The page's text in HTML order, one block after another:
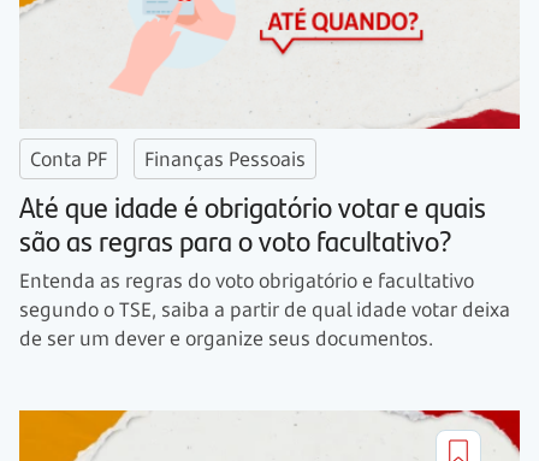
Conta PF Finanças Pessoais
Até que idade é obrigatório votar e quais
são as regras para o voto facultativo?
Entenda as regras do voto obrigatório e facultativo
segundo o TSE, saiba a partir de qual idade votar deixa
de ser um dever e organize seus documentos.